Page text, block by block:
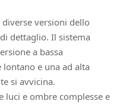
diverse versioni dello
dettaglio. Il sistema
a bassa
lontano e una ad alta
si avvicina.
luci e ombre complesse e